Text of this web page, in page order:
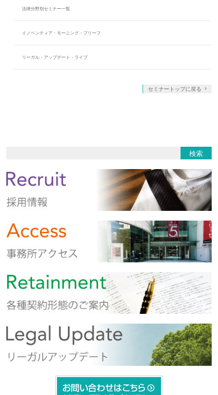
法律分野別セミナー一覧
イノベンティア・モーニング・ブリーフ
リーガル・アップデート・ライブ
セミナートップに戻る